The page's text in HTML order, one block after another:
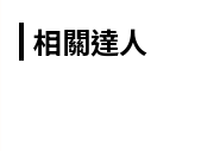
相關達人